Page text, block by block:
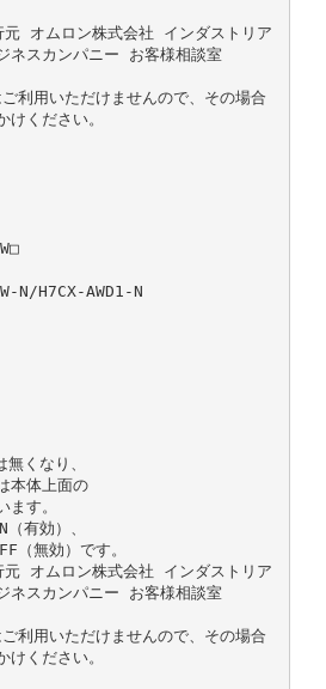
元 オムロン株式会社 インダストリア
ネスカンパニー お客様相談室
利用いただけませんので、その場合
けください。
N/H7CX-AWD1-N
くなり、
本体上面の
ます。
有効）、
（無効）です。
元 オムロン株式会社 インダストリア
ネスカンパニー お客様相談室
利用いただけませんので、その場合
けください。